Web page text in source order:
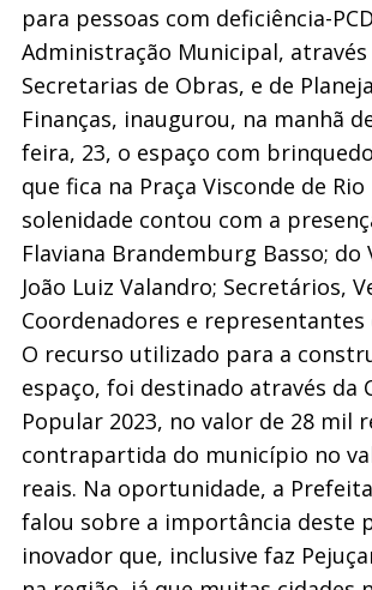
para pessoas com deficiência-
Administração Municipal, através
Secretarias de Obras, e de
Finanças, inaugurou, na manhã
feira, 23, o espaço com
que fica na Praça Visconde de Rio
solenidade contou com a
Flaviana Brandemburg Basso;
João Luiz Valandro; Secretários,
Coordenadores e representantes
O recurso utilizado para a
espaço, foi destinado através da
Popular 2023, no valor de 28 mil
contrapartida do município no
reais. Na oportunidade, a
falou sobre a importância deste
inovador que, inclusive faz